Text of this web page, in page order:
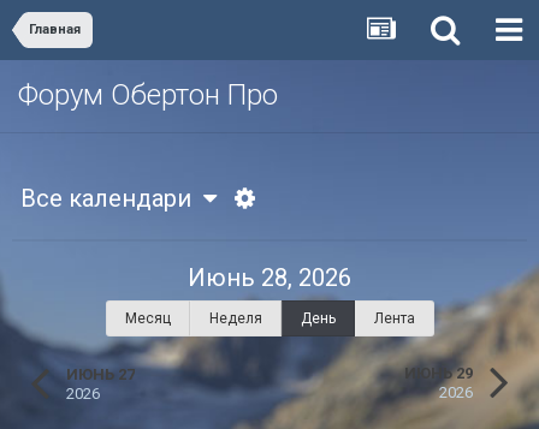
Главная
Форум Обертон Про
Все календари
ИЮНЬ 27
2026
Июнь 28, 2026
Месяц Неделя День Лента
ИЮНЬ 29
2026